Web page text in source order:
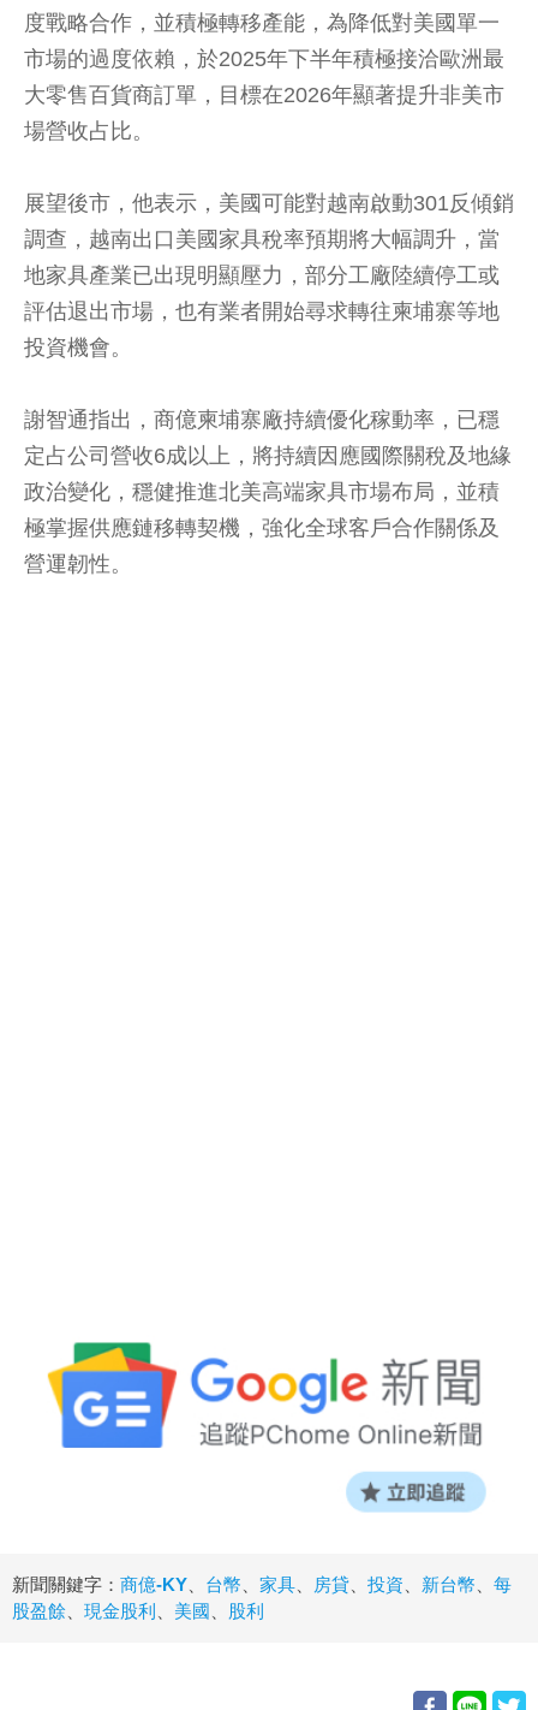
度戰略合作，並積極轉移產能，為降低對美國單一
市場的過度依賴，於2025年下半年積極接洽歐洲最
大零售百貨商訂單，目標在2026年顯著提升非美市
場營收占比。
展望後市，他表示，美國可能對越南啟動301反傾銷
調查，越南出口美國家具稅率預期將大幅調升，當
地家具產業已出現明顯壓力，部分工廠陸續停工或
評估退出市場，也有業者開始尋求轉往柬埔寨等地
投資機會。
謝智通指出，商億柬埔寨廠持續優化稼動率，已穩
定占公司營收6成以上，將持續因應國際關稅及地緣
政治變化，穩健推進北美高端家具市場布局，並積
極掌握供應鏈移轉契機，強化全球客戶合作關係及
營運韌性。
新聞關鍵字： 商億-KY 台幣 家具 房貸 投資 新台幣
每
股盈餘
現金股利 美國 股利